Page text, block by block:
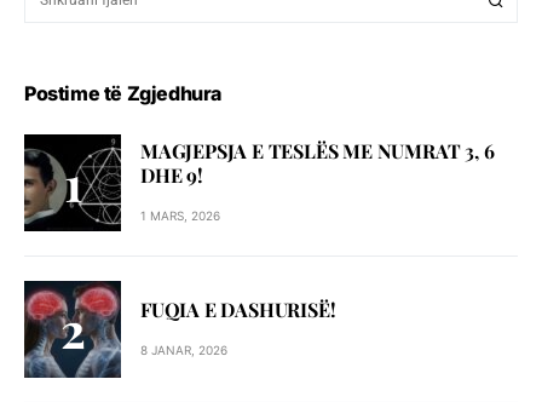
Postime të Zgjedhura
MAGJEPSJA E TESLËS ME NUMRAT 3, 6
DHE 9!
1 MARS, 2026
FUQIA E DASHURISË!
8 JANAR, 2026